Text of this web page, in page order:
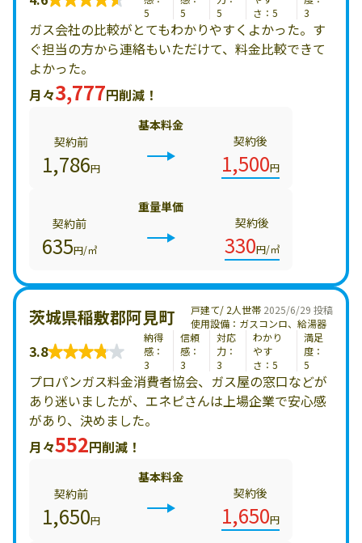
5
5
5
さ：5
3
ガス会社の比較がとてもわかりやすくよかった。す
ぐ担当の方から連絡もいただけて、料金比較できて
よかった。
月々3,777円削減！
基本料金
契約前
1,786円
契約後
1,500円
重量単価
契約前
635円/㎥
契約後
330円/㎥
2025/6/29 投稿
茨城県稲敷郡阿見町
戸建て/ 2人世帯
使用設備：ガスコンロ、給湯器
3.8
納得
感：
3
信頼
感：
3
対応
力：
3
わかり
やす
さ：5
満足
度：
5
プロパンガス料金消費者協会、ガス屋の窓口などが
あり迷いましたが、エネピさんは上場企業で安心感
があり、決めました。
月々552円削減！
基本料金
契約前
1,650円
契約後
1,650円